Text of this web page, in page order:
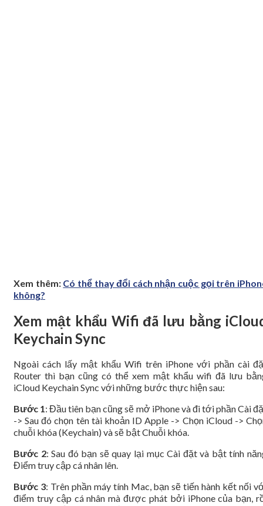
Xem thêm: Có thể thay đổi cách nhận cuộc gọi trên
không?
Xem mật khẩu Wifi đã lưu bằng
Keychain Sync
Ngoài cách lấy mật khẩu Wifi trên iPhone với phần cài
Router thì bạn cũng có thể xem mật khẩu wifi đã lưu
iCloud Keychain Sync với những bước thực hiện sau:
Bước 1: Đầu tiên bạn cũng sẽ mở iPhone và đi tới phần Cài
-> Sau đó chọn tên tài khoản ID Apple -> Chọn iCloud ->
chuỗi khóa (Keychain) và sẽ bật Chuỗi khóa.
Bước 2: Sau đó bạn sẽ quay lại mục Cài đặt và bật tính
Điểm truy cập cá nhân lên.
Bước 3: Trên phần máy tính Mac, bạn sẽ tiến hành kết nối
điểm truy cập cá nhân mà được phát bởi iPhone của bạn,